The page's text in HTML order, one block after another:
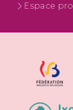
Espace pro